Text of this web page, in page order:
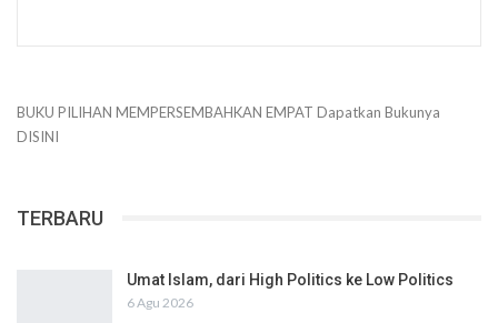
BUKU PILIHAN MEMPERSEMBAHKAN EMPAT Dapatkan Bukunya
DISINI
TERBARU
Umat Islam, dari High Politics ke Low Politics
6 Agu 2026